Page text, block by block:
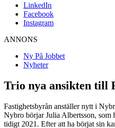
LinkedIn
Facebook
Instagram
ANNONS
Ny På Jobbet
Nyheter
Trio nya ansikten till
Fastighetsbyrån anställer nytt i
Nybro börjar Julia Albertsson, som
tidigt 2021. Efter att ha börjat sin